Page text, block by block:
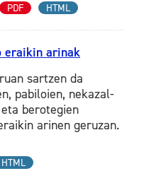
PDF HTML
eraikin arinak
sartzen da
pabiloien, nekazal-
berotegien
arinen geruzan.
HTML